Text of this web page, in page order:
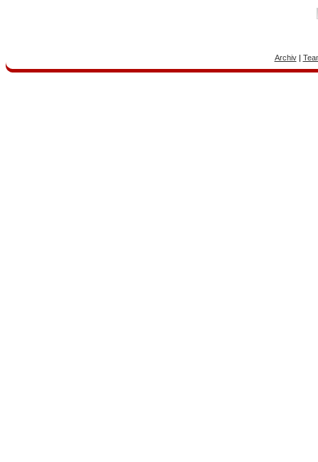
Archiv|